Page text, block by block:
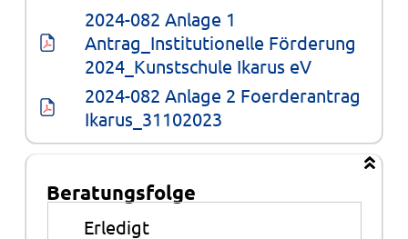
2024-082 Anlage 1
Antrag_Institutionelle Förderung
2024_Kunstschule Ikarus eV
2024-082 Anlage 2 Foerderantrag
Ikarus_31102023
Beratungsfolge
Beratungsfolge
Erledigt